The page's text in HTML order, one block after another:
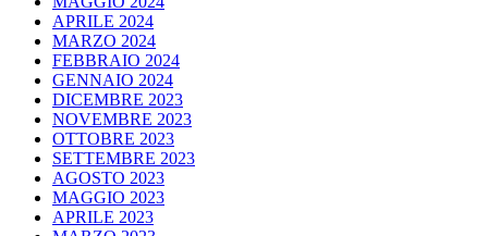
APRILE 2024
MARZO 2024
FEBBRAIO 2024
GENNAIO 2024
DICEMBRE 2023
NOVEMBRE 2023
OTTOBRE 2023
SETTEMBRE 2023
AGOSTO 2023
MAGGIO 2023
APRILE 2023